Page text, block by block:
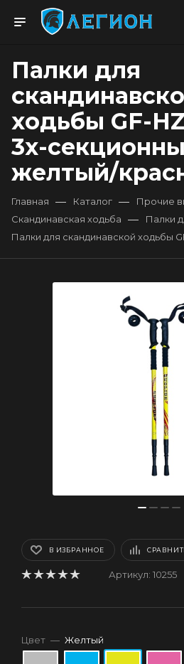
Палки для
ходьбы GF-
3х-
желтый/
Главная — Каталог — Прочие
Скандинавская ходьба — Палки
Палки для скандинавской ходьбы
В ИЗБРАННОЕ
Артикул: 10255
Цвет — Желтый